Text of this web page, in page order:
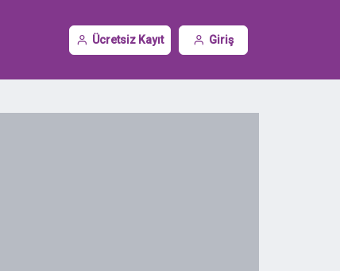
Ücretsiz Kayıt Giriş